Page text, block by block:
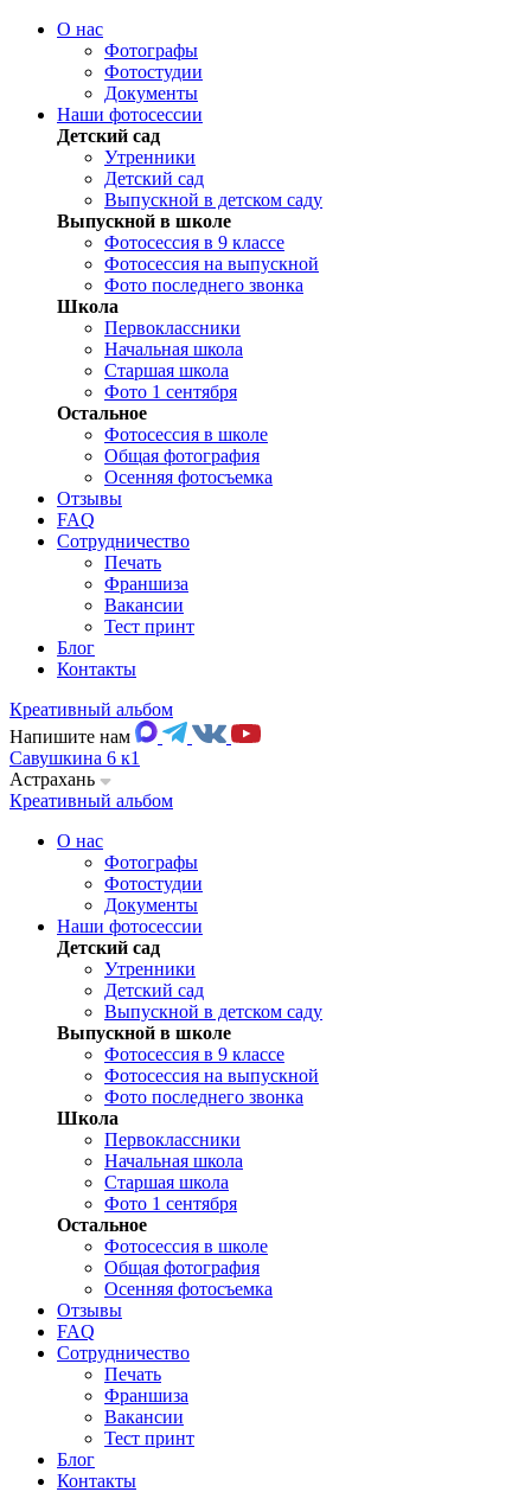
О нас
Фотографы
Фотостудии
Документы
Наши фотосессии
Детский сад
Утренники
Детский сад
Выпускной в детском саду
Выпускной в школе
Фотосессия в 9 классе
Фотосессия на выпускной
Фото последнего звонка
Школа
Первоклассники
Начальная школа
Старшая школа
Фото 1 сентября
Остальное
Фотосессия в школе
Общая фотография
Осенняя фотосъемка
Отзывы
FAQ
Сотрудничество
Печать
Франшиза
Вакансии
Тест принт
Блог
Контакты
Креативный альбом
Напишите нам
Савушкина 6 к1
Астрахань
Креативный альбом
О нас
Фотографы
Фотостудии
Документы
Наши фотосессии
Детский сад
Утренники
Детский сад
Выпускной в детском саду
Выпускной в школе
Фотосессия в 9 классе
Фотосессия на выпускной
Фото последнего звонка
Школа
Первоклассники
Начальная школа
Старшая школа
Фото 1 сентября
Остальное
Фотосессия в школе
Общая фотография
Осенняя фотосъемка
Отзывы
FAQ
Сотрудничество
Печать
Франшиза
Вакансии
Тест принт
Блог
Контакты